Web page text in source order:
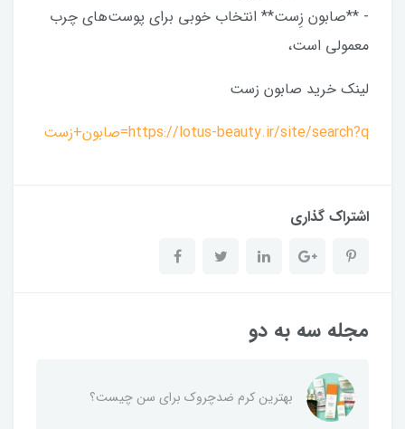
- **صابون زِست** انتخاب خوبی برای پوست‌های چرب
معمولی است،
لینک خرید صابون زست
https://lotus-beauty.ir/site/search?q=صابون+زست
اشتراک گذاری
مجله سه به دو
بهترین کرم ضدچروک برای سن چیست؟